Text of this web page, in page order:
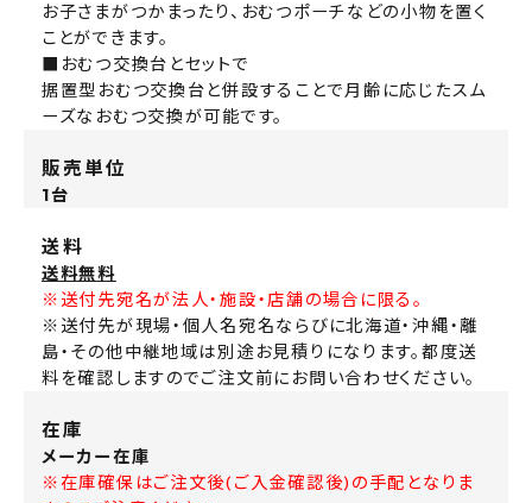
お子さまがつかまったり、おむつポーチなどの小物を置く
ことができます。
■おむつ交換台とセットで
据置型おむつ交換台と併設することで月齢に応じたスム
ーズなおむつ交換が可能です。
販売単位
1台
送料
送料無料
※送付先宛名が法人・施設・店舗の場合に限る。
※送付先が現場・個人名宛名ならびに北海道・沖縄・離
島・その他中継地域は別途お見積りになります。都度送
料を確認しますのでご注文前にお問い合わせください。
在庫
メーカー在庫
※在庫確保はご注文後(ご入金確認後)の手配となりま